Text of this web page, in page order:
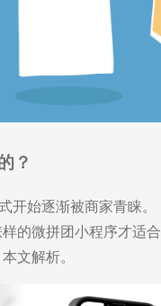
？
开始逐渐被商家青睐。
的微拼团小程序才适合
文解析。